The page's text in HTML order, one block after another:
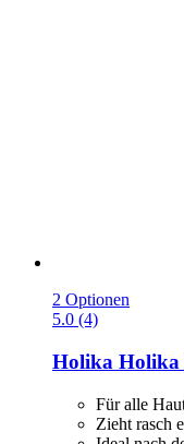
2 Optionen
5.0 (4)
Holika Holika
Für alle
Zieht rasch